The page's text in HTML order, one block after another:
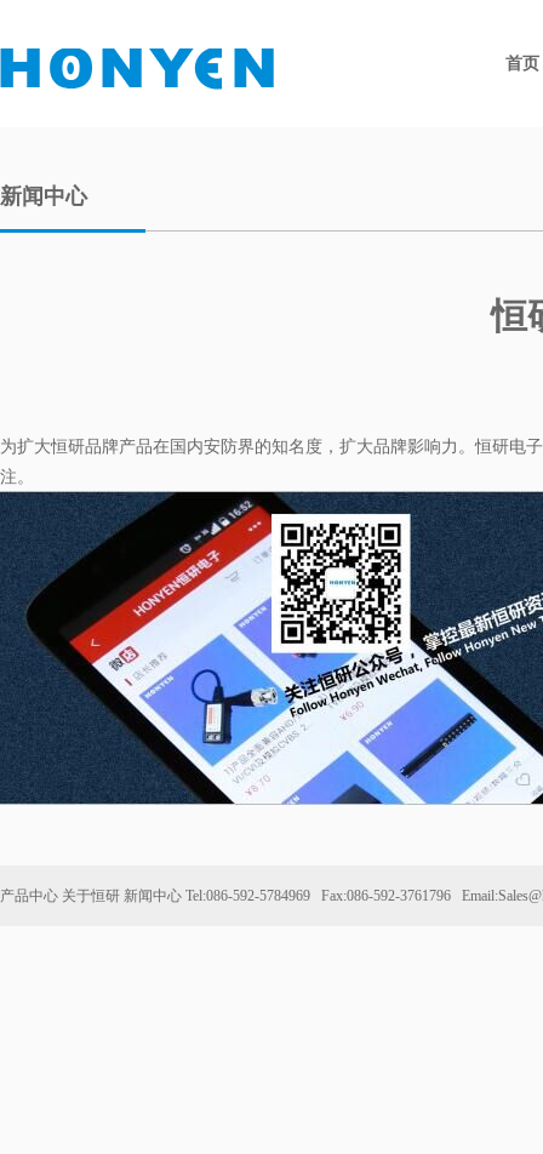
首页
新闻中心
恒
为扩大恒研品牌产品在国内安防界的知名度，扩大品牌影响力。恒研
注。
产品中心 关于恒研 新闻中心 Tel:086-592-5784969 Fax:086-592-3761796